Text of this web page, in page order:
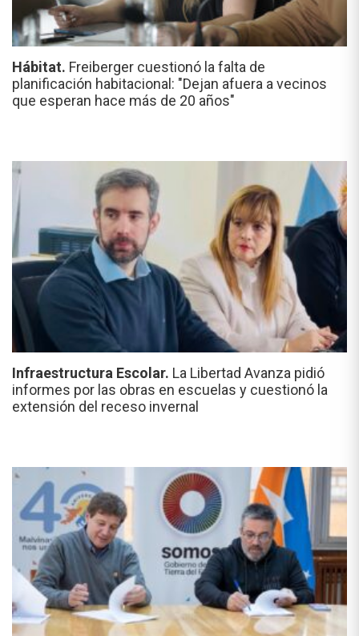
Hábitat. Freiberger cuestionó la falta de
planificación habitacional: "Dejan afuera a vecinos
que esperan hace más de 20 años"
Infraestructura Escolar. La Libertad Avanza pidió
informes por las obras en escuelas y cuestionó la
extensión del receso invernal